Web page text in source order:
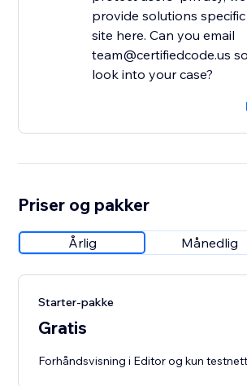
provide solutions
site here. Can you email
team@certifiedcode.us
look into your case?
Priser og pakker
Årlig Månedlig
Starter-pakke
Gratis
Forhåndsvisning i Editor og kun